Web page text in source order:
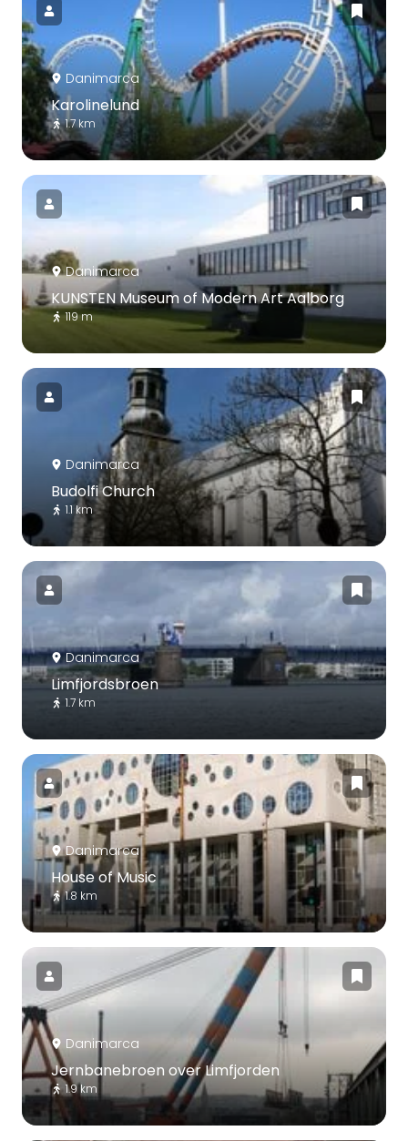
Danimarca
Karolinelund
1.7 km
Danimarca
KUNSTEN Museum of Modern Art Aalborg
119 m
Danimarca
Budolfi Church
1.1 km
Danimarca
Limfjordsbroen
1.7 km
Danimarca
House of Music
1.8 km
Danimarca
Jernbanebroen over Limfjorden
1.9 km